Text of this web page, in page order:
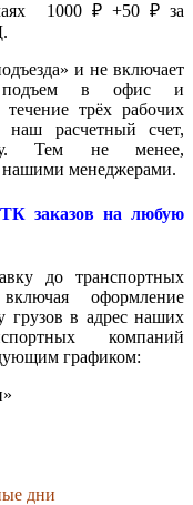
1000 ₽ +50 ₽ за
и не включает
подъем в офис и
течение трёх рабочих
расчетный счет,
Тем не менее,
нашими менеджерами.
заказов на любую
до транспортных
оформление
грузов в адрес наших
компаний
графиком:
дни